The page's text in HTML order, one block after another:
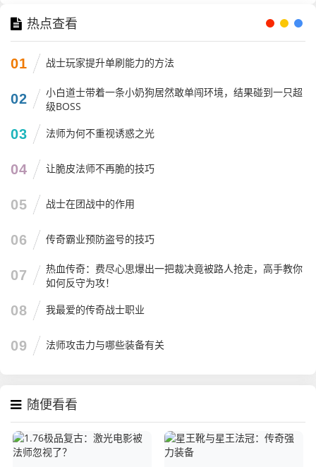
热点查看
01 战士玩家提升单刷能力的方法
02
小白道士带着一条小奶狗居然敢单闯环境，结果碰到一只超
级BOSS
03 法师为何不重视诱惑之光
04 让脆皮法师不再脆的技巧
05 战士在团战中的作用
06 传奇霸业预防盗号的技巧
07
热血传奇：费尽心思爆出一把裁决竟被路人抢走，高手教你
如何反守为攻！
08 我最爱的传奇战士职业
09 法师攻击力与哪些装备有关
随便看看